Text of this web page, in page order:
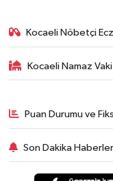
Kocaeli Nöbetçi
Kocaeli Namaz
Puan Durumu ve
Son Dakika